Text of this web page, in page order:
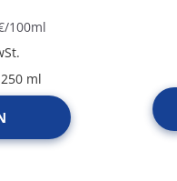
/100ml
ml